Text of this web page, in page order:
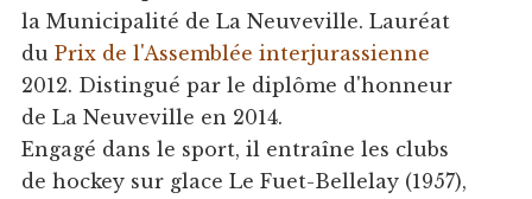
la Municipalité de La Neuveville. Lauréat
du Prix de l'Assemblée interjurassienne
2012. Distingué par le diplôme d'honneur
de La Neuveville en 2014.
Engagé dans le sport, il entraîne les clubs
de hockey sur glace Le Fuet-Bellelay (1957),